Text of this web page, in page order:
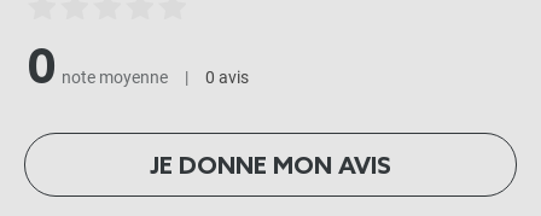
0 note moyenne | 0 avis
JE DONNE MON AVIS